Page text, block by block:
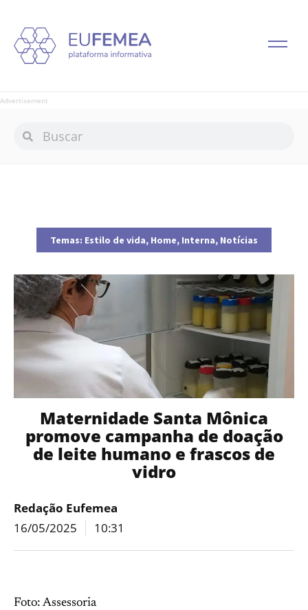
Advertisement
Temas: Estilo de vida, Home, Interna, Notícias
Maternidade Santa Mônica
promove campanha de doação
de leite humano e frascos de
vidro
Redação Eufemea
16/05/2025
10:31
Foto: Assessoria